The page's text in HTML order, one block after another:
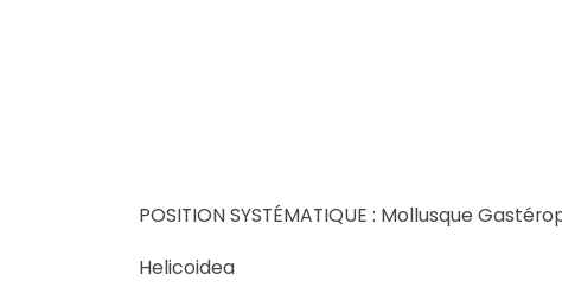
POSITION SYSTÉMATIQUE : Mollusque
Helicoidea